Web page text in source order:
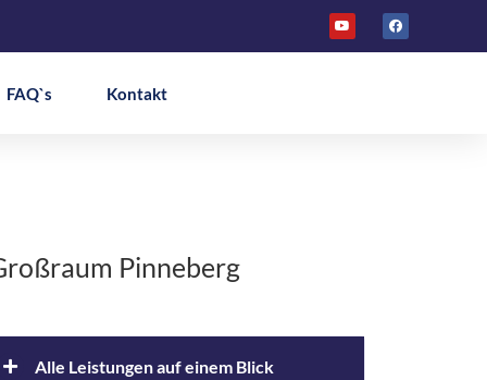
FAQ`s Kontakt
Pinneberg
Alle Leistungen auf einem Blick